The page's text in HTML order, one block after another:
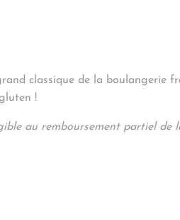
classique de la boulangerie
!
au remboursement partiel